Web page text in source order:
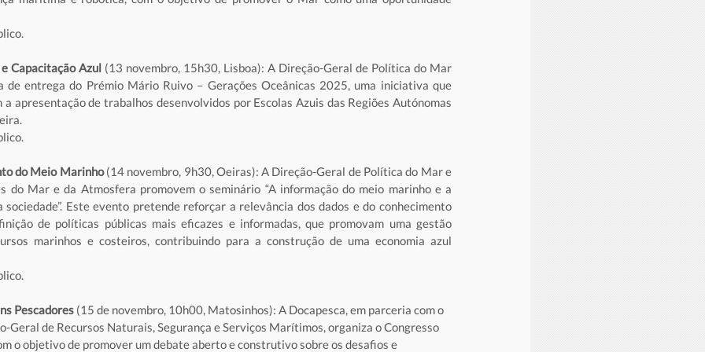
Capacitação Azul (13 novembro, 15h30, Lisboa): A Direção-Geral de Política do Mar
de entrega do Prémio Mário Ruivo – Gerações Oceânicas 2025, uma iniciativa que
apresentação de trabalhos desenvolvidos por Escolas Azuis das Regiões Autónomas
do Meio Marinho (14 novembro, 9h30, Oeiras): A Direção-Geral de Política do Mar e
do Mar e da Atmosfera promovem o seminário “A informação do meio marinho e a
sociedade”. Este evento pretende reforçar a relevância dos dados e do conhecimento
de políticas públicas mais eficazes e informadas, que promovam uma gestão
marinhos e costeiros, contribuindo para a construção de uma economia azul
Pescadores (15 de novembro, 10h00, Matosinhos): A Docapesca, em parceria com o
Geral de Recursos Naturais, Segurança e Serviços Marítimos, organiza o Congresso
o objetivo de promover um debate aberto e construtivo sobre os desafios e